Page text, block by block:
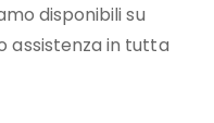
disponibili su
assistenza in tutta